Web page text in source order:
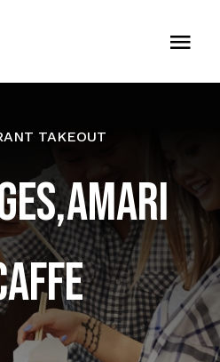
TAKEOUT